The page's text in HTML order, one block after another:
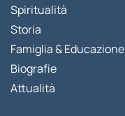
Spiritualità
Storia
Famiglia & Educazione
Biografie
Attualità